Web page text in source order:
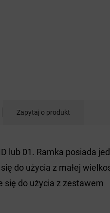
Zapytaj o produkt
lub 01. Ramka posiada
do użycia z małej
się do użycia z zestawem